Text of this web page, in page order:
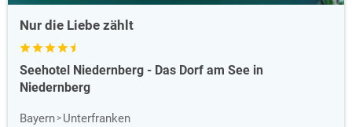
Nur die Liebe zählt
Seehotel Niedernberg - Das Dorf am See in
Niedernberg
Bayern
Unterfranken